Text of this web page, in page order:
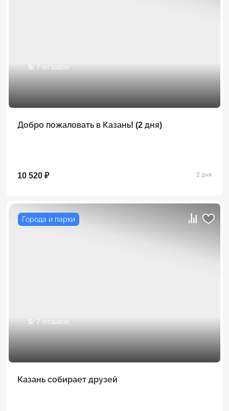
5/ 7 отзывов
Добро пожаловать в Казань! (2 дня)
10 520 ₽ 2 дня
Города и парки
5/ 7 отзывов
Казань собирает друзей